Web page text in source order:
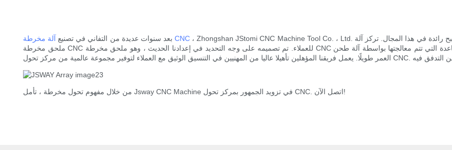
بعد سنوات عديدة من التفاني في تصنيع آلة مخرطة CNC ، Zhongshan JStomi CNC Machine Tool Co. ، Ltd. يصبح خبيرًا ولديه الثقة لتصبح رائدة في هذا المجال. تركز آلة JSWAY CNC على توفير مجموعة متنوعة من
ملحق مخرطة CNC للعملاء. تم تصميمه على وجه التحديد في إعدادنا الحديث ، وهو ملحق مخرطة CNC المعروضة مصنوعة من مواد الصف الممتاز. القاعدة التي تتم معالجتها بواسطة آلة طحن Gantry تجعل المنتج من
من خلال مفهوم تحول مخرطة ، تأمل Jsway CNC Machine في تزويد الجمهور بمركز تحول CNC. اتصل الآن!